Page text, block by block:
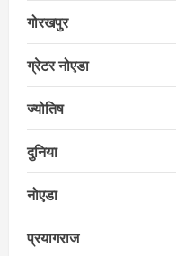
गोरखपुर
ग्रेटर नोएडा
ज्योतिष
दुनिया
नोएडा
प्रयागराज